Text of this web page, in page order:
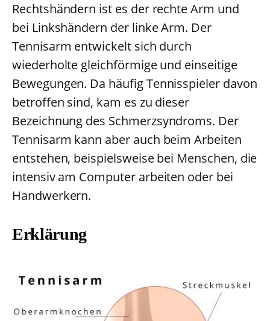
Rechtshändern ist es der rechte Arm und
bei Linkshändern der linke Arm. Der
Tennisarm entwickelt sich durch
wiederholte gleichförmige und einseitige
Bewegungen. Da häufig Tennisspieler davon
betroffen sind, kam es zu dieser
Bezeichnung des Schmerzsyndroms. Der
Tennisarm kann aber auch beim Arbeiten
entstehen, beispielsweise bei Menschen, die
intensiv am Computer arbeiten oder bei
Handwerkern.
Erklärung